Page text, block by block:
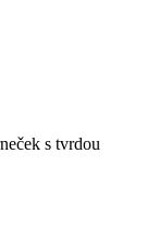
s tvrdou